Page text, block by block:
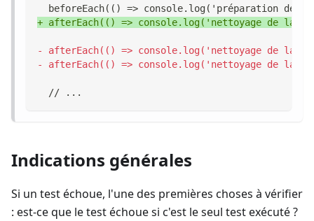
beforeEach(() => console.log('préparation de
+ afterEach(() => console.log('nettoyage de la
-
afterEach(() => console.log('nettoyage de la
-
afterEach(() => console.log('nettoyage de la
// ...
Indications générales
Si un test échoue, l'une des premières choses à vérifier
: est-ce que le test échoue si c'est le seul test exécuté ?